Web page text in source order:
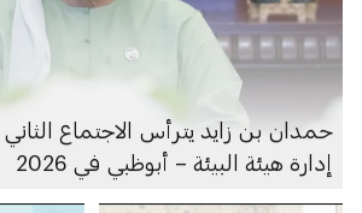
حمدان بن زايد يترأس الاجتماع
إدارة هيئة البيئة – أبوظبي في 2026